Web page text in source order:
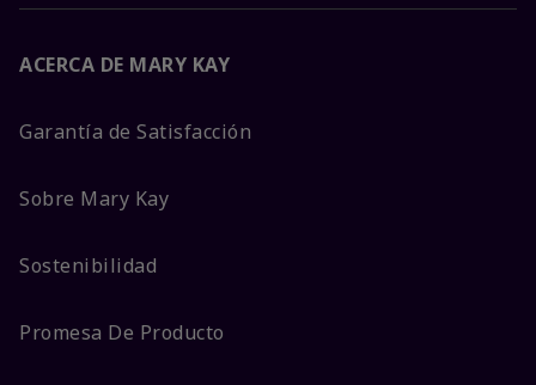
ACERCA DE MARY KAY
Garantía de Satisfacción
Sobre Mary Kay
Sostenibilidad
Promesa De Producto